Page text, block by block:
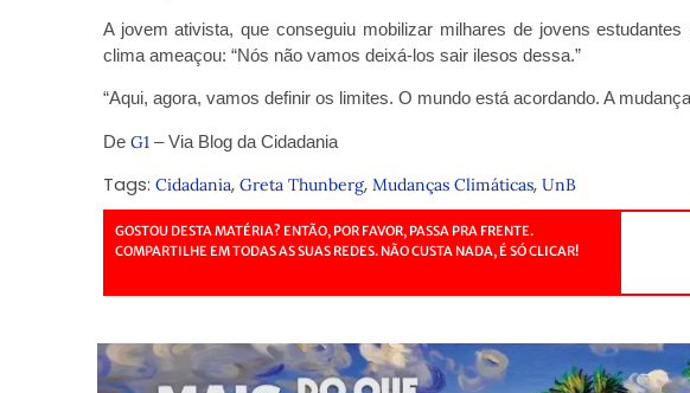
A jovem ativista, que conseguiu mobilizar milhares de jovens
clima ameaçou: “Nós não vamos deixá-los sair ilesos dessa.”
“Aqui, agora, vamos definir os limites. O mundo está acordando. A
De G1 – Via Blog da Cidadania
Tags: Cidadania, Greta Thunberg, Mudanças Climáticas, UnB
GOSTOU DESTA MATÉRIA? ENTÃO, POR FAVOR, PASSA PRA FRENTE.
COMPARTILHE EM TODAS AS SUAS REDES. NÃO CUSTA NADA, É SÓ CLICAR!